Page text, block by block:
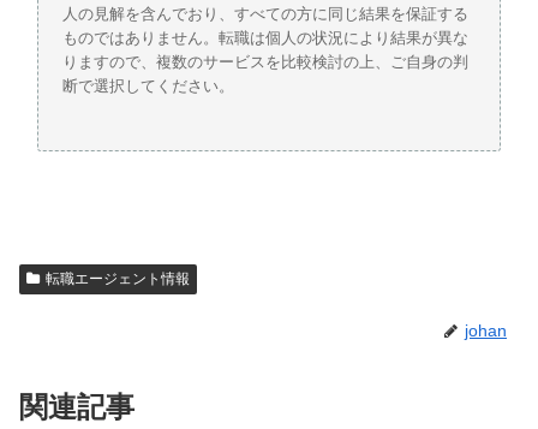
人の見解を含んでおり、すべての方に同じ結果を保証する
ものではありません。転職は個人の状況により結果が異な
りますので、複数のサービスを比較検討の上、ご自身の判
断で選択してください。
転職エージェント情報
johan
関連記事